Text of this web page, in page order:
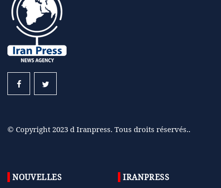
© Copyright 2023 d Iranpress. Tous droits réservés..
NOUVELLES IRANPRESS